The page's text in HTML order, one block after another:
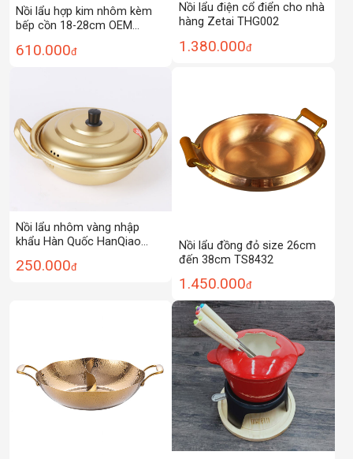
Nồi lẩu hợp kim nhôm kèm
bếp cồn 18-28cm OEM
610.000đ
Nồi lẩu điện cổ điển cho nhà
hàng Zetai THG002
1.380.000đ
Nồi lẩu nhôm vàng nhập
khẩu Hàn Quốc HanQiao
250.000đ
Nồi lẩu đồng đỏ size 26cm
đến 38cm TS8432
1.450.000đ